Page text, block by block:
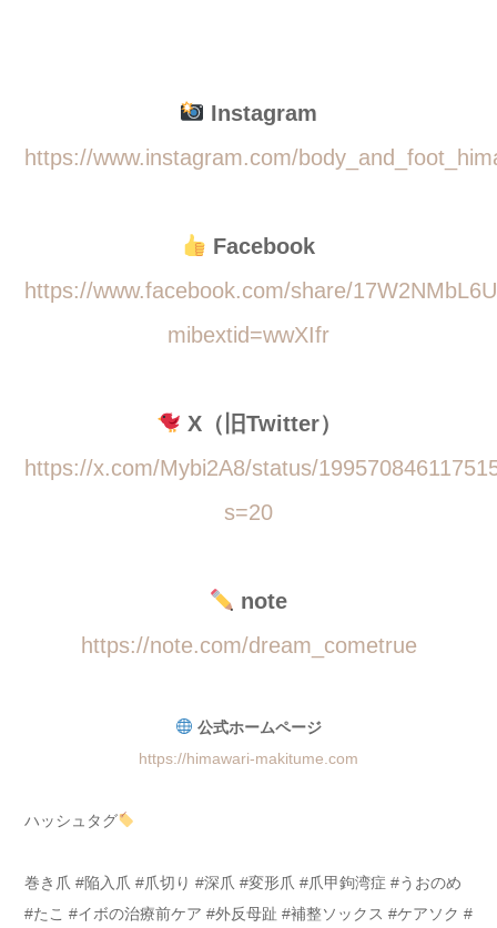
Instagram
https://www.instagram.com/
Facebook
https://www.facebook.com/share/
mibextid=wwXIfr
X（旧Twitter）
https://x.com/Mybi2A8/status/
s=20
note
https://note.com/dream_cometrue
公式ホームページ
https://himawari-makitume.com
ハッシュタグ
巻き爪 #陥入爪 #爪切り #深爪 #変形爪 #爪甲鉤湾症 #うおのめ
#たこ #イボの治療前ケア #外反母趾 #補整ソックス #ケアソク #